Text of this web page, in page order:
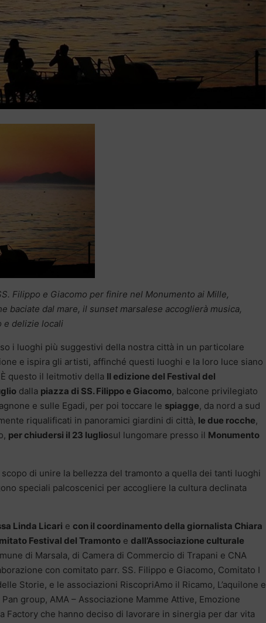
Filippo e Giacomo per finire nel Monumento ai Mille,
baciate dal mare, il sunset marsalese accoglierà musica,
e delizie locali
i luoghi più suggestivi della nostra città in un particolare
e ispira gli artisti, affinché questi luoghi e la loro luce siano
questo il leitmotiv della II edizione del Festival del
dalla piazza di SS. Filippo e Giacomo, balcone privilegiato
e sulle Egadi, per poi toccare le spiagge, da nord a sud
riqualificati in panoramici giardini di città, le due rocche,
per chiudersi il 23 lugliosul lungomare presso il Monumento
scopo di unire la bellezza del tramonto a quella dei tanti luoghi
speciali palcoscenici per accogliere la cultura declinata
Linda Licari e con il coordinamento della giornalista Chiara
Festival del Tramonto e dall’Associazione culturale
di Marsala, di Camera di Commercio di Trapani e CNA
con comitato parr. SS. Filippo e Giacomo, Comitato I
Storie, e le associazioni RiscopriAmo il Ricamo, L’aquilone e
group, AMA – Associazione Mamme Attive, Emozione
Factory che hanno deciso di lavorare in sinergia per dar vita